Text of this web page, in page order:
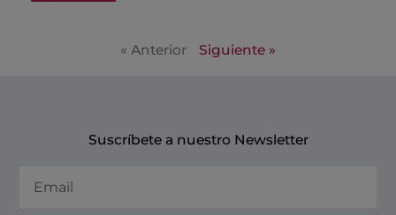
« Anterior Siguiente »
Suscríbete a nuestro Newsletter